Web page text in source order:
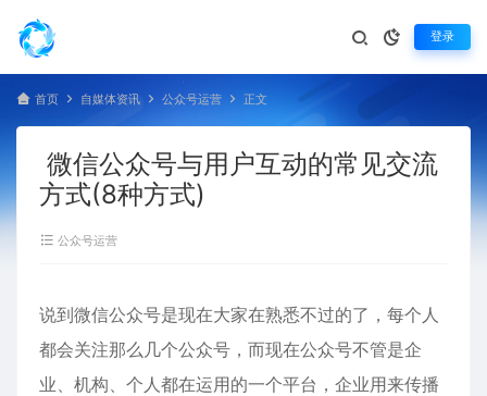
登录
首页 自媒体资讯 公众号运营 正文
微信公众号与用户互动的常见交流
方式(8种方式)
公众号运营
说到微信公众号是现在大家在熟悉不过的了，每个人
都会关注那么几个公众号，而现在公众号不管是企
业、机构、个人都在运用的一个平台，企业用来传播